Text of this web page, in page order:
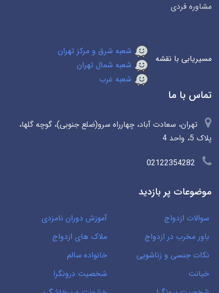
مشاوره فردی
مسیریابی با نقشه
شعبه شرق و مرکز تهران
شعبه شمال تهران
شعبه غرب
تماس با ما
تهران، سعادت آباد، چهارراه سرو(ضلع جنوبی)، گوچه گلها،
پلاک 5، واحد 4
02122354282
موضوعات پر بازدید
سوالات ازدواج
آموزش دوران نامزدی
باور مخرب در ازدواج
ملاک های ازدواج
نکات جنسی و زناشویی
خانواده سالم
خیانت
شخصیت درونگرا